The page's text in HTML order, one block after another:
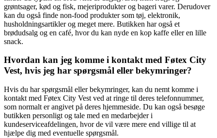
grøntsager, kød og fisk, mejeriprodukter og bageri varer. Derudover
kan du også finde non-food produkter som tøj, elektronik,
husholdningsartikler og meget mere. Butikken har også et
brødudsalg og en café, hvor du kan nyde en kop kaffe eller en lille
snack.
Hvordan kan jeg komme i kontakt med Føtex City
Vest, hvis jeg har spørgsmål eller bekymringer?
Hvis du har spørgsmål eller bekymringer, kan du nemt komme i
kontakt med Føtex City Vest ved at ringe til deres telefonnummer,
som normalt er angivet på deres hjemmeside. Du kan også besøge
butikken personligt og tale med en medarbejder i
kundeserviceafdelingen, hvor de vil være mere end villige til at
hjælpe dig med eventuelle spørgsmål.